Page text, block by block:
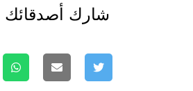
شارك أصدقائك